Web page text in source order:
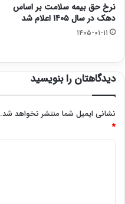
نرخ حق بیمه سلامت بر اساس
دهک در سال ۱۴۰۵ اعلام شد
۱۴۰۵-۰۱-۱۱
دیدگاهتان را بنویسید
نشانی ایمیل شما منتشر نخواهد شد.
*